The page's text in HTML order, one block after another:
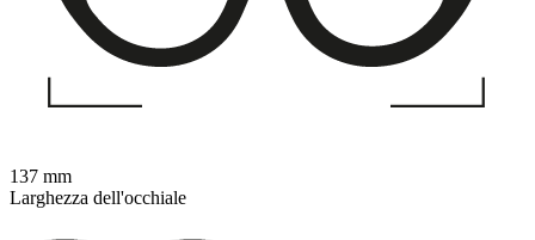
137 mm
Larghezza dell'occhiale